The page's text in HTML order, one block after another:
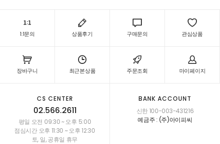
1:1문의 상품후기 구매문의 관심상품
장바구니 최근본상품 주문조회 마이페이지
CS CENTER
02.566.2611
평일 오전 09:30 ~ 오후 5:00
점심시간 오후 11:30 ~ 오후 12:30
토, 일, 공휴일 휴무
BANK ACCOUNT
신한 100-003-431216
예금주 : (주)아이피씨